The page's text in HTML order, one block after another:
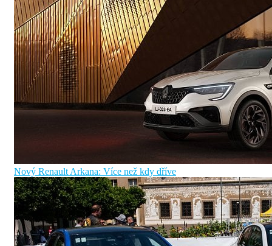
Nový Renault Arkana: Více než kdy dříve